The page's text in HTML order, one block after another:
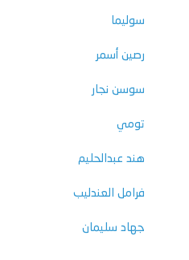
سوليما
رصين أسمر
سوسن نجار
تومي
هند عبدالحليم
فرامل العندليب
جهاد سليمان